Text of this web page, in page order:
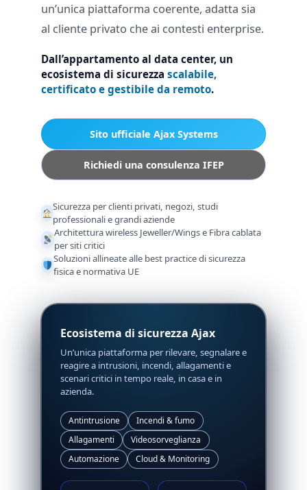
un’unica piattaforma coerente, adatta sia
al cliente privato che ai contesti enterprise.
Dall’appartamento al data center, un
ecosistema di sicurezza scalabile,
certificato e gestibile da remoto.
Sito ufficiale Ajax Systems
Richiedi una consulenza IFEP
Sicurezza per clienti privati, negozi, studi
professionali e grandi aziende
Architettura wireless Jeweller/Wings e Fibra cablata
per siti critici
Soluzioni allineate alle best practice di sicurezza
fisica e normativa UE
Ecosistema di sicurezza Ajax
Un’unica piattaforma per rilevare, segnalare e
reagire a intrusioni, incendi, allagamenti e
scenari critici in tempo reale, in casa e in
azienda.
Antintrusione
Incendi & fumo
Allagamenti
Videosorveglianza
Automazione
Cloud & Monitoring